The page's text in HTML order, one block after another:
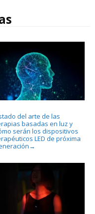
del arte de las
basadas en luz y
serán los dispositivos
LED de próxima
→